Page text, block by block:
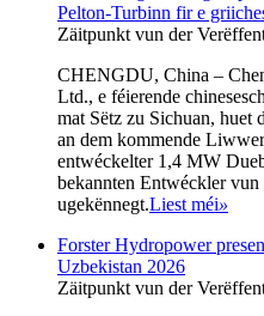
Pelton-Turbinn fir e
Zäitpunkt vun der
CHENGDU, China –
Ltd., e féierende
mat Sëtz zu Sichuan, huet
an dem kommende
entwéckelter 1,4 MW
bekannten Entwéckler vun
ugekënnegt.Liest méi»
Forster Hydropower
Uzbekistan 2026
Zäitpunkt vun der